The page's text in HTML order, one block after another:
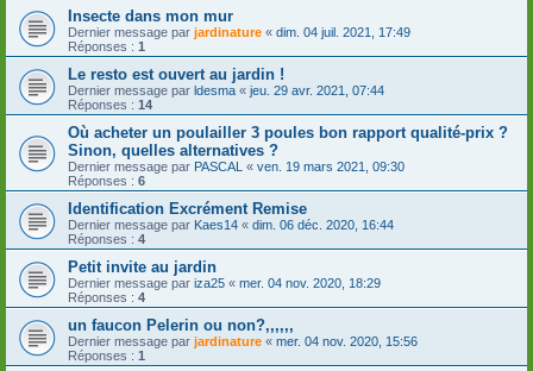
Insecte dans mon mur
Dernier message par jardinature « dim. 04 juil. 2021, 17:49
Réponses : 1
Le resto est ouvert au jardin !
Dernier message par ldesma « jeu. 29 avr. 2021, 07:44
Réponses : 14
Où acheter un poulailler 3 poules bon rapport qualité-prix ?
Sinon, quelles alternatives ?
Dernier message par PASCAL « ven. 19 mars 2021, 09:30
Réponses : 6
Identification Excrément Remise
Dernier message par Kaes14 « dim. 06 déc. 2020, 16:44
Réponses : 4
Petit invite au jardin
Dernier message par iza25 « mer. 04 nov. 2020, 18:29
Réponses : 4
un faucon Pelerin ou non?,,,,,,
Dernier message par jardinature « mer. 04 nov. 2020, 15:56
Réponses : 1